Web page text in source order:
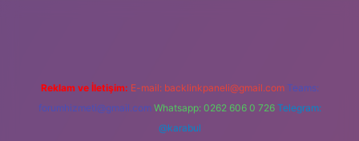
Reklam ve İletişim: E-mail: backlinkpaneli@gmail.com Teams:
forumhizmeti@gmail.com Whatsapp: 0262 606 0 726 Telegram:
@karabul